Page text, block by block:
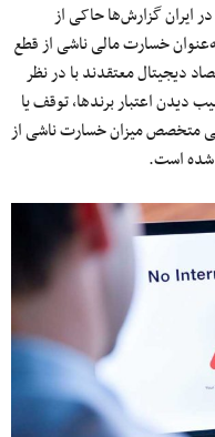
ایران گزارش‌ها حاکی از
تومان به‌عنوان خسارت مالی ناشی از قطع
دیجیتال معتقدند با در نظر
دیدن اعتبار برندها، توقف یا
متخصص میزان خسارت ناشی از